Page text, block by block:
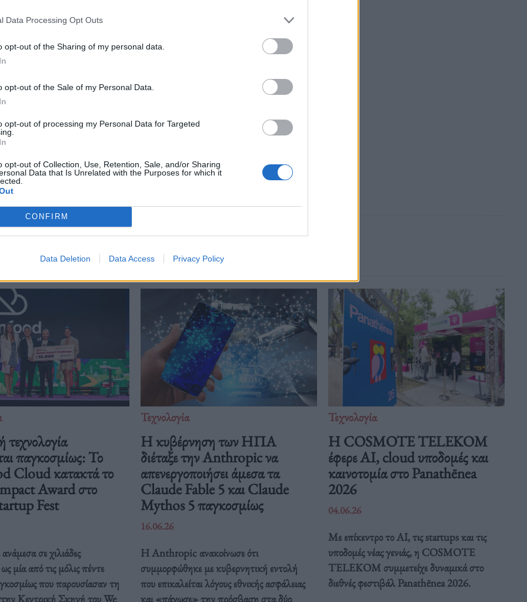
Data Processing Opt Outs
opt-out of the Sharing of my personal data.
opt-out of the Sale of my Personal Data.
opt-out of processing my Personal Data for Targeted
opt-out of Collection, Use, Retention, Sale, and/or Sharing
Data that Is Unrelated with the Purposes for which it
CONFIRM
Data Deletion Data Access Privacy Policy
δραστηριότητα με άλλες
από χρήστες που ακολουθείς.
→
κλήσεις X
Δείτε επίσης
τεχνολογία
παγκοσμίως: Το
Cloud κατακτά το
Award στο
Fest
σε χιλιάδες
μία από τις μόλις πέντε
που παρουσίασαν τη
Κεντρική Σκηνή του We
Τεχνολογία
Η κυβέρνηση των ΗΠΑ
διέταξε την Anthropic να
απενεργοποιήσει άμεσα τα
Claude Fable 5 και Claude
Mythos 5 παγκοσμίως
16.06.26
Η Anthropic ανακοίνωσε ότι
συμμορφώθηκε με κυβερνητική εντολή
που επικαλείται λόγους εθνικής ασφάλειας
και «πάγωσε» την πρόσβαση στα δύο
Τεχνολογία
Η COSMOTE TELEKOM
έφερε AI, cloud υποδομές και
καινοτομία στο Panathēnea
2026
04.06.26
Με επίκεντρο το AI, τις startups και τις
υποδομές νέας γενιάς, η COSMOTE
TELEKOM συμμετείχε δυναμικά στο
διεθνές φεστιβάλ Panathēnea 2026.